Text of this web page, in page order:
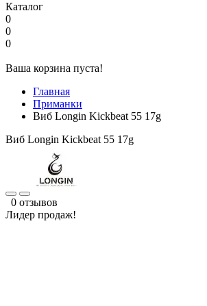
Каталог
0
0
0
Ваша корзина пуста!
Главная
Приманки
Виб Longin Kickbeat 55 17g
Виб Longin Kickbeat 55 17g
0 отзывов
Лидер продаж!